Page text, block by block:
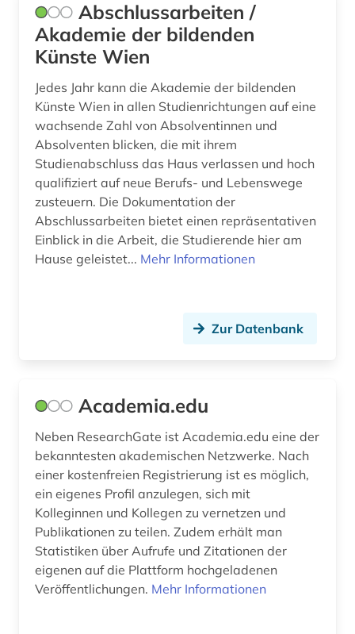
enzyklopädie (1)
erfurt (1)
ethnologie (1)
europa (3)
exponat (1)
fachportal (1)
fachsprache (1)
fachverband (1)
finnland (1)
forschungsdaten (1)
forschungsergebnis (1)
forschungsförderung (3)
forschungsprojekt (4)
Abschlussarbeiten /
Akademie der bildenden
Künste Wien
Jedes Jahr kann die Akademie der bildenden
Künste Wien in allen Studienrichtungen auf eine
wachsende Zahl von Absolventinnen und
Absolventen blicken, die mit ihrem
Studienabschluss das Haus verlassen und hoch
qualifiziert auf neue Berufs- und Lebenswege
zusteuern. Die Dokumentation der
Abschlussarbeiten bietet einen repräsentativen
Einblick in die Arbeit, die Studierende hier am
Hause geleistet... Mehr Informationen
Zur Datenbank
Academia.edu
Neben ResearchGate ist Academia.edu eine der
bekanntesten akademischen Netzwerke. Nach
einer kostenfreien Registrierung ist es möglich,
ein eigenes Profil anzulegen, sich mit
Kolleginnen und Kollegen zu vernetzen und
Publikationen zu teilen. Zudem erhält man
Statistiken über Aufrufe und Zitationen der
eigenen auf die Plattform hochgeladenen
Veröffentlichungen. Mehr Informationen